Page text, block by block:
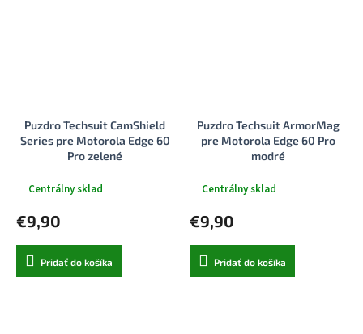
Puzdro Techsuit CamShield
Series pre Motorola Edge 60
Pro zelené
Centrálny sklad
€9,90
Pridať do košíka
Puzdro Techsuit ArmorMag
pre Motorola Edge 60 Pro
modré
Centrálny sklad
€9,90
Pridať do košíka